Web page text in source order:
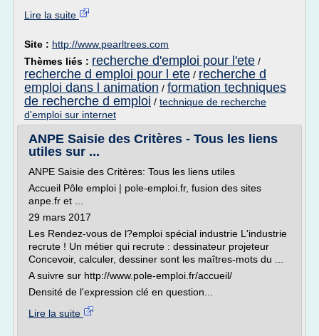
Lire la suite
Site : http://www.pearltrees.com
Thèmes liés : recherche d'emploi pour l'ete /
recherche d emploi pour l ete / recherche d
emploi dans l animation / formation techniques
de recherche d emploi / technique de recherche
d'emploi sur internet
ANPE Saisie des Critères - Tous les liens
utiles sur ...
ANPE Saisie des Critères: Tous les liens utiles
Accueil Pôle emploi | pole-emploi.fr, fusion des sites
anpe.fr et ...
29 mars 2017
Les Rendez-vous de l?emploi spécial industrie L'industrie
recrute ! Un métier qui recrute : dessinateur projeteur
Concevoir, calculer, dessiner sont les maîtres-mots du ...
A suivre sur http://www.pole-emploi.fr/accueil/
Densité de l'expression clé en question...
Lire la suite